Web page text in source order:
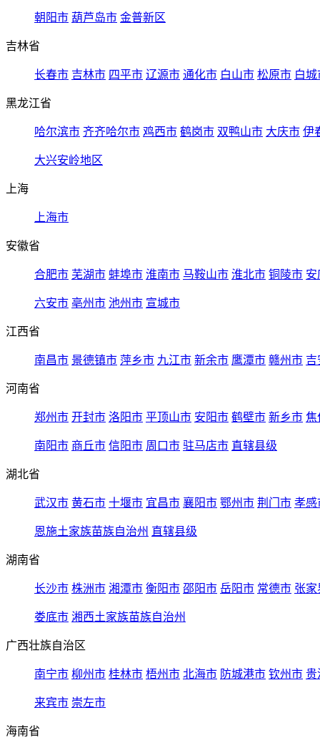
朝阳市 葫芦岛市 金普新区
吉林省
长春市 吉林市 四平市 辽源市 通化市 白山市 松原市 白城
黑龙江省
哈尔滨市 齐齐哈尔市 鸡西市 鹤岗市 双鸭山市 大庆市 伊
大兴安岭地区
上海
上海市
安徽省
合肥市 芜湖市 蚌埠市 淮南市 马鞍山市 淮北市 铜陵市 安
六安市 亳州市 池州市 宣城市
江西省
南昌市 景德镇市 萍乡市 九江市 新余市 鹰潭市 赣州市 吉
河南省
郑州市 开封市 洛阳市 平顶山市 安阳市 鹤壁市 新乡市 焦
南阳市 商丘市 信阳市 周口市 驻马店市 直辖县级
湖北省
武汉市 黄石市 十堰市 宜昌市 襄阳市 鄂州市 荆门市 孝感
恩施土家族苗族自治州 直辖县级
湖南省
长沙市 株洲市 湘潭市 衡阳市 邵阳市 岳阳市 常德市 张家
娄底市 湘西土家族苗族自治州
广西壮族自治区
南宁市 柳州市 桂林市 梧州市 北海市 防城港市 钦州市 贵
来宾市 崇左市
海南省